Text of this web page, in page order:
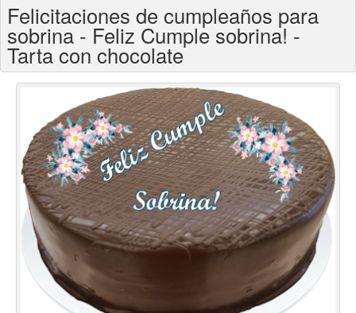
Felicitaciones para años
Felicitaciones días de la semana
Felicitaciones días del año
Felicitaciones musicales
Entrar
Felicitaciones de cumpleaños para
sobrina - Feliz Cumple sobrina! -
Tarta con chocolate